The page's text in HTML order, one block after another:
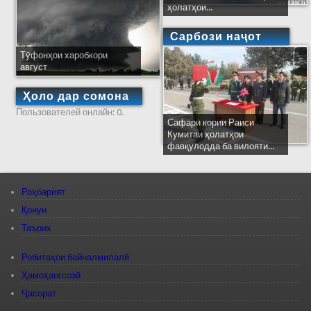
Тӯфонҳои харобкори
август
Ҳоло дар сомона
Пользователей онлайн: 0.
ҳолатҳои...
Сарбози наҷот
Сафари кории Раиси
Кумитаи ҳолатҳои
фавқулодда ба вилояти...
Роҳбарият
Қонун
Таърих
Робитаҳои байналмилалӣ
Ҳамоҳангсозӣ
Ҷасорат